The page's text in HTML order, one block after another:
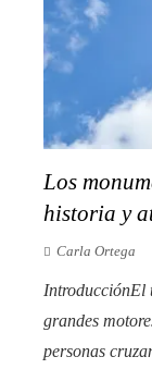
Los
historia y
Carla Ortega
IntroducciónEl
grandes
personas